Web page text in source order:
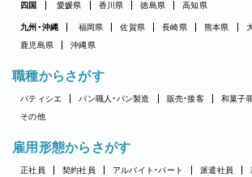
四国 愛媛県 香川県 徳島県 高知県
九州・沖縄 福岡県 佐賀県 長崎県 熊本県
鹿児島県
沖縄県
職種からさがす
パティシエ パン職人・パン製造 販売・接客 和菓子
その他
雇用形態からさがす
正社員 契約社員 アルバイト・パート 派遣社員